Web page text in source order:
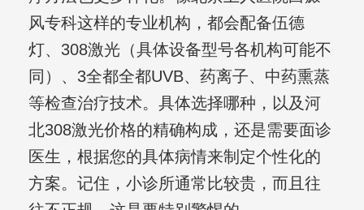
风专科这样的专业机构，都会配备伍德
灯、308激光（具体设备型号各机构可能不
同）、3全都全都UVB、药离子、中药熏蒸
等检查治疗技术。具体选择哪种，以及河
北308激光价格的精确构成，还是需要面诊
医生，根据您的具体病情来制定个性化的
方案。记住，小诊所通常比较贵，而且往